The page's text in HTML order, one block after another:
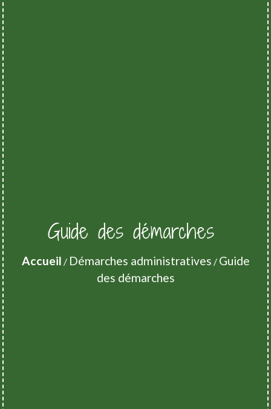
Guide des démarches
Accueil / Démarches administratives / Guide
des démarches